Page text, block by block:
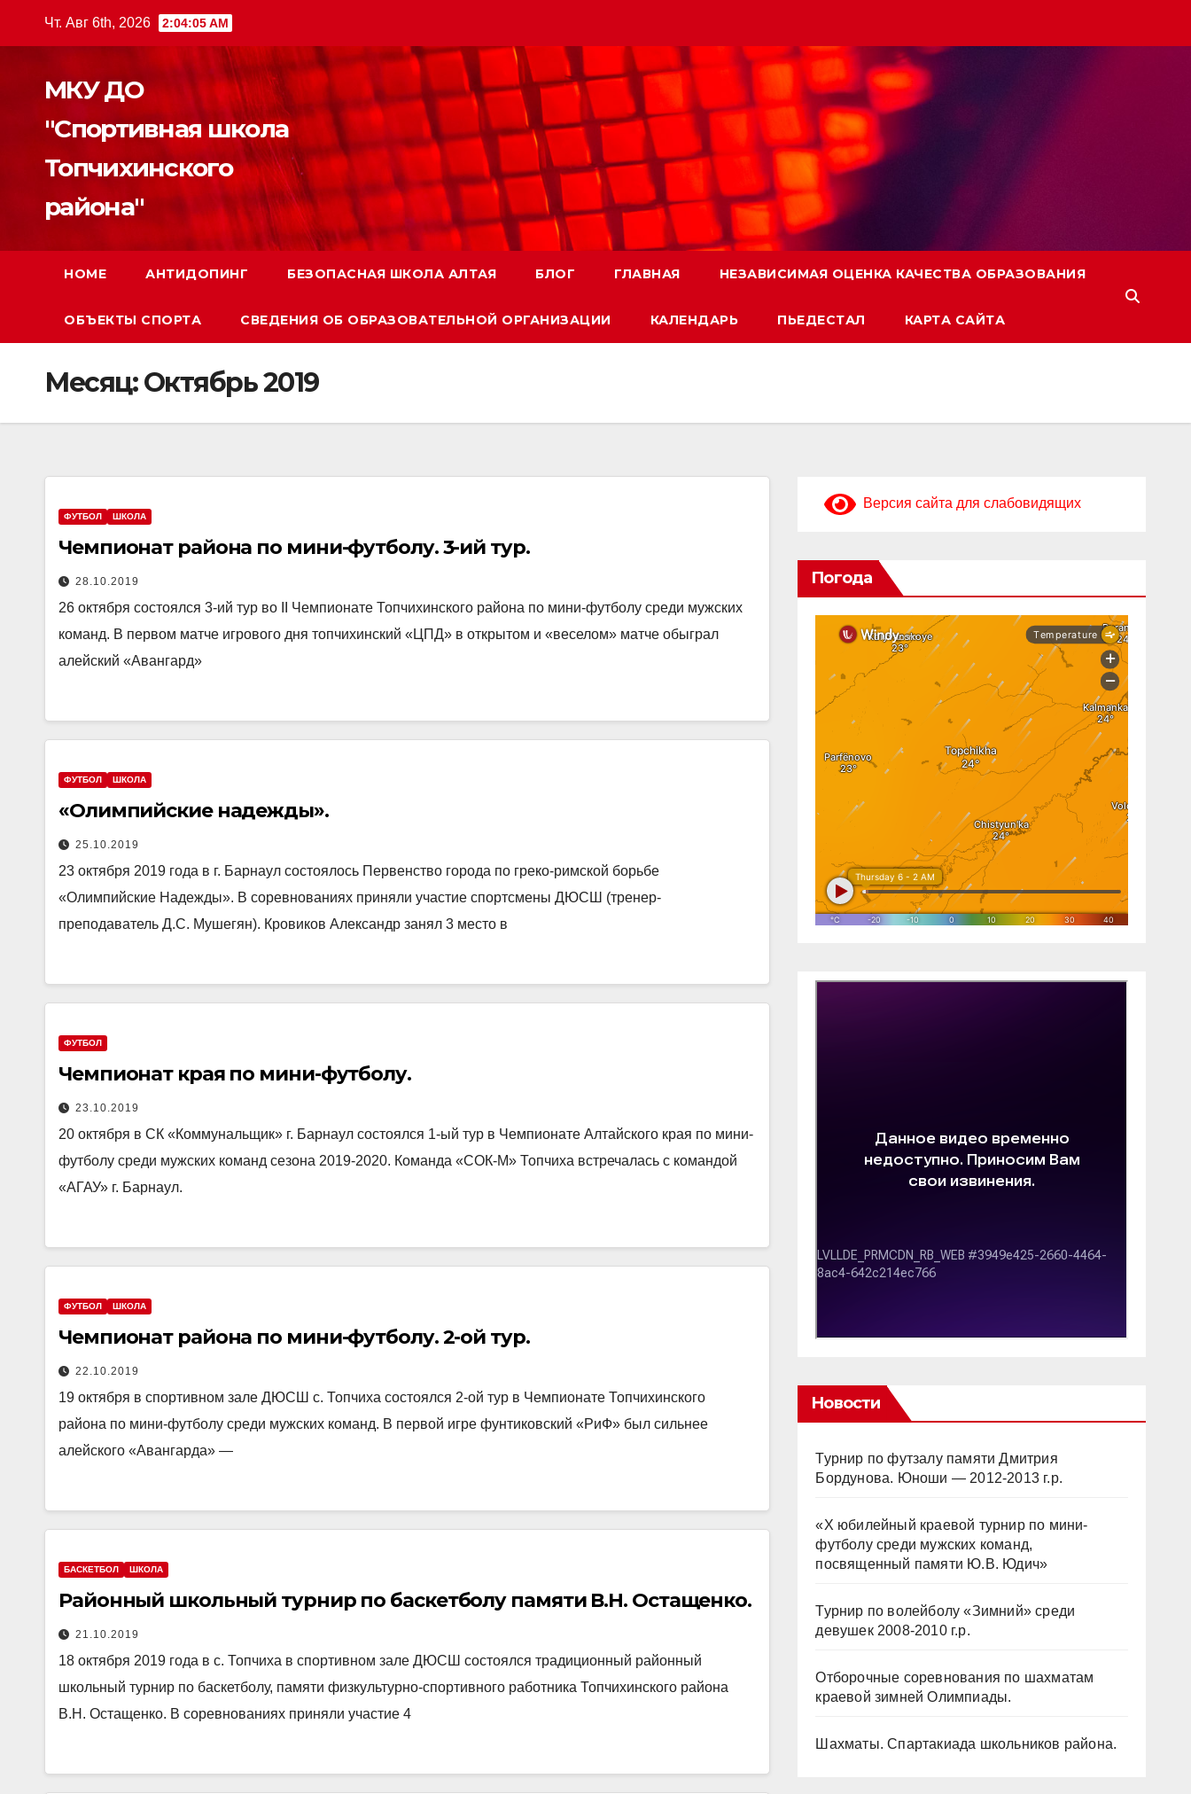
Чт. Авг 6th, 2026 2:04:06 AM
МКУ ДО
"Спортивная школа
Топчихинского
района"
HOME АНТИДОПИНГ БЕЗОПАСНАЯ ШКОЛА АЛТАЯ БЛОГ ГЛАВНАЯ НЕЗАВИСИМАЯ ОЦЕНКА КАЧЕСТВА ОБРАЗОВАНИЯ
ОБЪЕКТЫ СПОРТА СВЕДЕНИЯ ОБ ОБРАЗОВАТЕЛЬНОЙ ОРГАНИЗАЦИИ КАЛЕНДАРЬ ПЬЕДЕСТАЛ КАРТА САЙТА
Месяц:Октябрь 2019
ФУТБОЛ ШКОЛА
Чемпионат района по мини-футболу. 3-ий тур.
28.10.2019
26 октября состоялся 3-ий тур во II Чемпионате Топчихинского района по мини-футболу среди мужских
команд. В первом матче игрового дня топчихинский «ЦПД» в открытом и «веселом» матче обыграл
алейский «Авангард»
ФУТБОЛ ШКОЛА
«Олимпийские надежды».
25.10.2019
23 октября 2019 года в г. Барнаул состоялось Первенство города по греко-римской борьбе
«Олимпийские Надежды». В соревнованиях приняли участие спортсмены ДЮСШ (тренер-
преподаватель Д.С. Мушегян). Кровиков Александр занял 3 место в
ФУТБОЛ
Чемпионат края по мини-футболу.
23.10.2019
20 октября в СК «Коммунальщик» г. Барнаул состоялся 1-ый тур в Чемпионате Алтайского края по мини-
футболу среди мужских команд сезона 2019-2020. Команда «СОК-М» Топчиха встречалась с командой
«АГАУ» г. Барнаул.
ФУТБОЛ ШКОЛА
Чемпионат района по мини-футболу. 2-ой тур.
22.10.2019
19 октября в спортивном зале ДЮСШ с. Топчиха состоялся 2-ой тур в Чемпионате Топчихинского
района по мини-футболу среди мужских команд. В первой игре фунтиковский «РиФ» был сильнее
алейского «Авангарда» —
БАСКЕТБОЛ ШКОЛА
Районный школьный турнир по баскетболу памяти В.Н. Остащенко.
21.10.2019
18 октября 2019 года в с. Топчиха в спортивном зале ДЮСШ состоялся традиционный районный
школьный турнир по баскетболу, памяти физкультурно-спортивного работника Топчихинского района
В.Н. Остащенко. В соревнованиях приняли участие 4
Версия сайта для слабовидящих
Погода
Новости
Турнир по футзалу памяти Дмитрия
Бордунова. Юноши — 2012-2013 г.р.
«Х юбилейный краевой турнир по мини-
футболу среди мужских команд,
посвященный памяти Ю.В. Юдич»
Турнир по волейболу «Зимний» среди
девушек 2008-2010 г.р.
Отборочные соревнования по шахматам
краевой зимней Олимпиады.
Шахматы. Спартакиада школьников района.